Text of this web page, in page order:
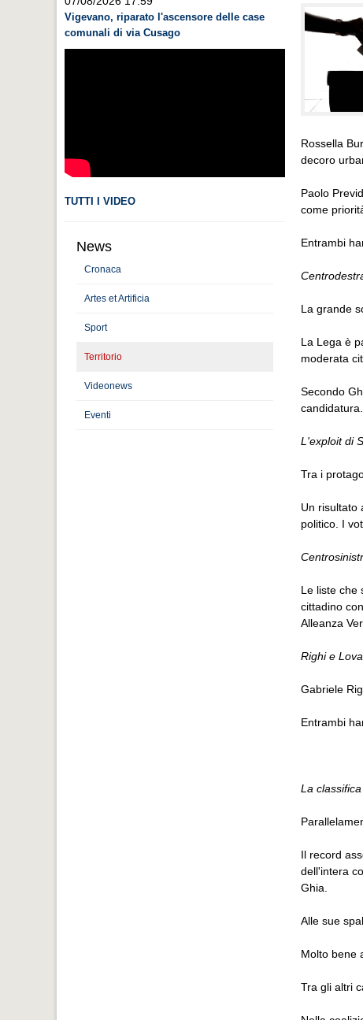
Vigevano, riparato l'ascensore delle case
comunali di via Cusago
TUTTI I VIDEO
News
Cronaca
Artes et Artificia
Sport
Territorio
Videonews
Eventi
Rossella
decoro
Paolo
come
Entrambi
La grande
La Lega è
moderata
Secondo
candidatura.
L'exploit di
Tra i
Un risultato
politico. I
Le liste che
cittadino
Alleanza
Righi e
Gabriele
Entrambi
La
Il record
dell'intera
Ghia.
Alle sue
Molto bene
Tra gli altri